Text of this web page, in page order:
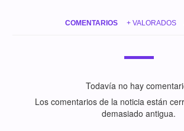
COMENTARIOS + VALORADOS
Todavía no hay
Los comentarios de la noticia están
demasiado antigua.